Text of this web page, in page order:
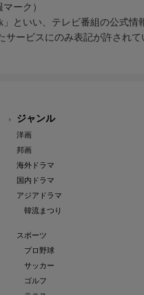
ーク）
」といい、テレビ番組の公式情
サービスにのみ表記が許されて
ジャンル
洋画
邦画
海外ドラマ
国内ドラマ
アジアドラマ
韓流まつり
スポーツ
プロ野球
サッカー
ゴルフ